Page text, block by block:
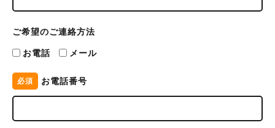
ご希望のご連絡方法
お電話 メール
必須 お電話番号